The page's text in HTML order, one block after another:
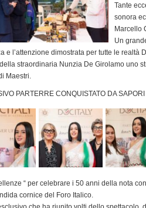
Tante
sonora
Marcello
Un
e l’attenzione dimostrata per tutte le realtà
straordinaria Nunzia De Girolamo uno
Maestri.
PARTERRE CONQUISTATO DA
“ per celebrare i 50 anni della nota
cornice del Foro Italico.